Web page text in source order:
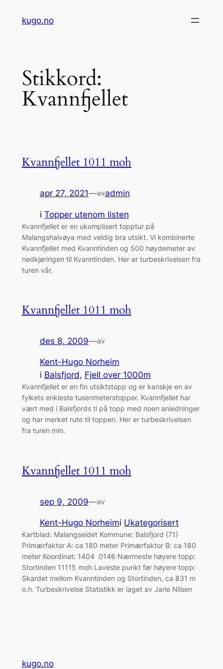
kugo.no
Stikkord:
Kvannfjellet
Kvannfjellet 1011 moh
apr 27, 2021—avadmin
i Topper utenom listen
Kvannfjellet er en ukomplisert topptur på
Malangshalvøya med veldig bra utsikt. Vi kombinerte
Kvannfjellet med Kvanntinden og 500 høydemeter av
nedkjøringen til Kvanntinden. Her er turbeskrivelsen fra
turen vår.
Kvannfjellet 1011 moh
des 8, 2009—av
Kent-Hugo Norheim
i Balsfjord, Fjell over 1000m
Kvannfjellet er en fin utsiktstopp og er kanskje en av
fylkets enkleste tusenmeterstopper. Kvannfjellet har
vært med i Balsfjords ti på topp med noen anledninger
og har merket rute til toppen. Her er turbeskrivelsen
fra turen min.
Kvannfjellet 1011 moh
sep 9, 2009—av
Kent-Hugo Norheimi Ukategorisert
Kartblad: Malangseidet Kommune: Balsfjord (71)
Primærfaktor A: ca 180 meter Primærfaktor B: ca 180
meter Koordinat: 1404 0146 Nærmeste høyere topp:
Stortinden 11115 moh Laveste punkt før høyere topp:
Skardet mellom Kvanntinden og Stortinden, ca 831 m
o.h. Turbeskrivelse Statistikk er laget av Jarle Nilsen
kugo.no